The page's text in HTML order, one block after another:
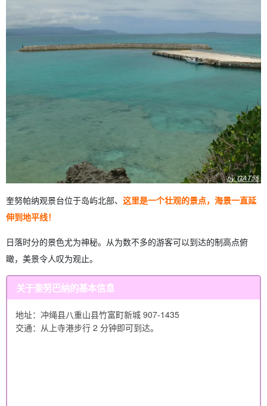
奎努帕纳观景台位于岛屿北部、 这里是一个壮观的景点，海景一直延
伸到地平线！
日落时分的景色尤为神秘。从为数不多的游客可以到达的制高点俯
瞰，美景令人叹为观止。
关于奎努巴纳的基本信息
地址：冲绳县八重山县竹富町新城 907-1435
交通：从上寺港步行 2 分钟即可到达。